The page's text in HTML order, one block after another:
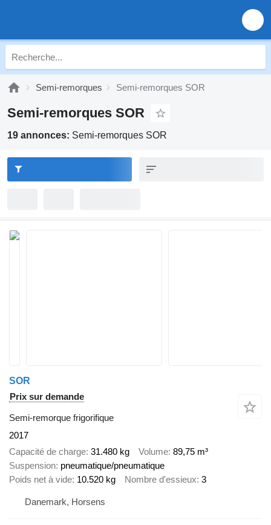
Semi-remorques Semi-remorques SOR
Semi-remorques SOR
19 annonces: Semi-remorques SOR
SOR
Prix sur demande
Semi-remorque frigorifique
2017
Capacité de charge 31.480 kg Volume 89,75 m³
Suspension pneumatique/pneumatique
Poids net à vide 10.520 kg Nombre d'essieux 3
Danemark, Horsens